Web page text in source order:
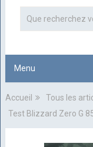
Menu
Accueil Tous les
Test Blizzard Zero G